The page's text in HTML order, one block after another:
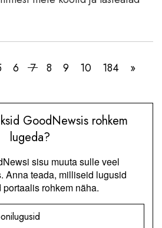
6 7 8 9 10 184 »
GoodNewsis rohkem
lugeda?
sisu muuta sulle veel
Anna teada, milliseid lugusid
rohkem näha.